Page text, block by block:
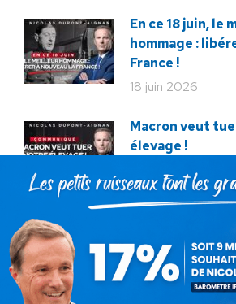
En ce 18 juin, le
hommage :
France !
18 juin 2026
Macron veut
élevage !
12 décembre 2025
Service
mesures
réalistes ?
28 novembre